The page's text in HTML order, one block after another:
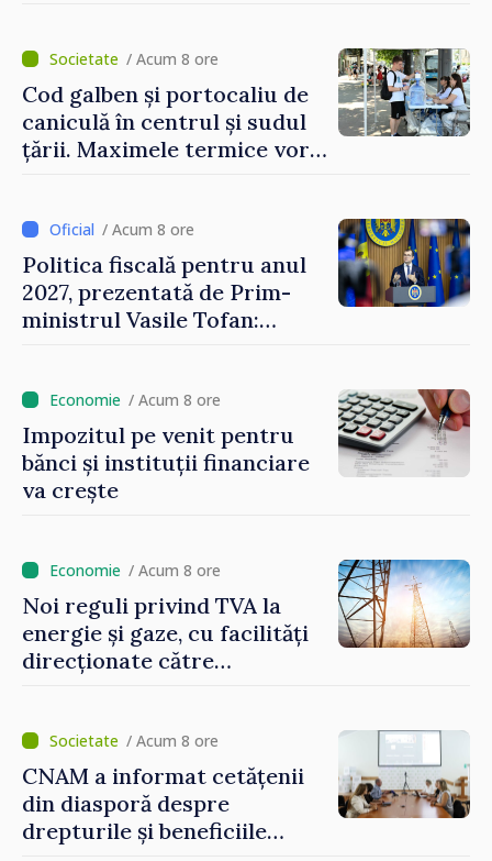
/ Acum 8 ore
Cod galben și portocaliu de
caniculă în centrul și sudul
țării. Maximele termice vor
/ Acum 8 ore
Politica fiscală pentru anul
2027, prezentată de Prim-
ministrul Vasile Tofan:
taxare mai echitabilă
/ Acum 8 ore
Impozitul pe venit pentru
bănci și instituții financiare
va crește
/ Acum 8 ore
Noi reguli privind TVA la
energie și gaze, cu facilități
direcționate către
/ Acum 8 ore
CNAM a informat cetățenii
din diasporă despre
drepturile și beneficiile